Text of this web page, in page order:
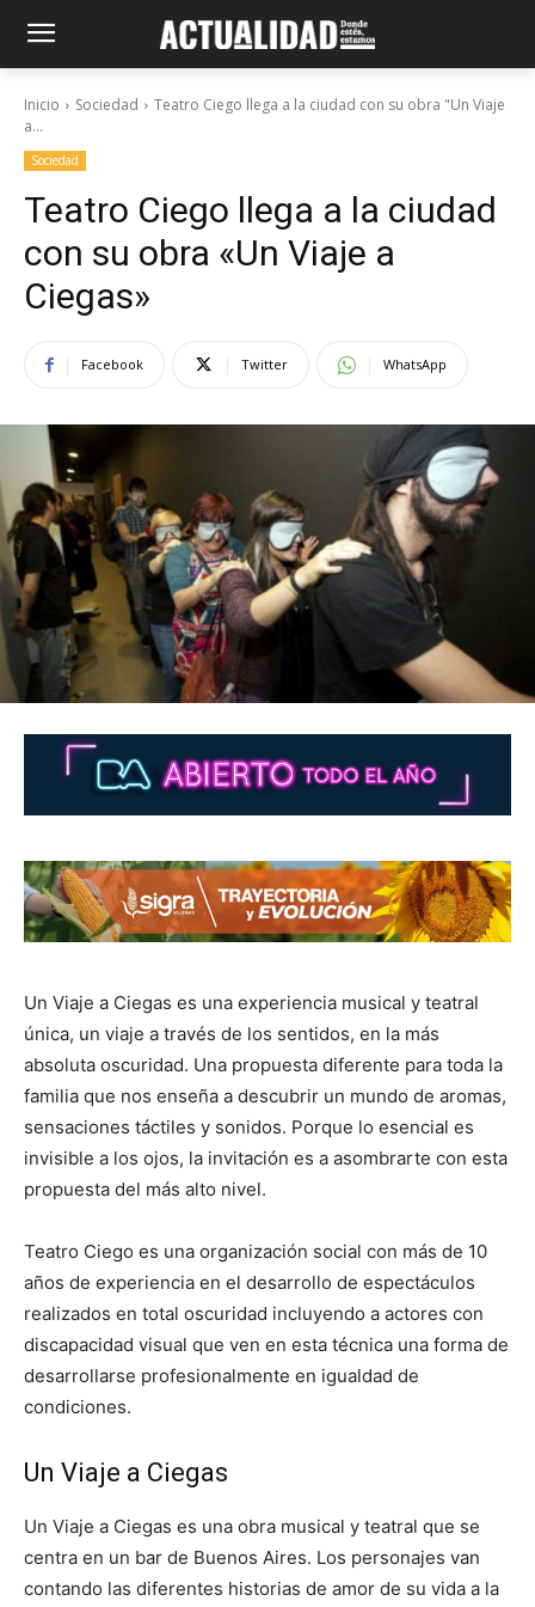
Inicio Sociedad
Teatro Ciego llega a la ciudad con su obra "Un Viaje
a...
Sociedad
Teatro Ciego llega a la ciudad
con su obra «Un Viaje a
Ciegas»
Facebook Twitter WhatsApp
Un Viaje a Ciegas es una experiencia musical y teatral
única, un viaje a través de los sentidos, en la más
absoluta oscuridad. Una propuesta diferente para toda la
familia que nos enseña a descubrir un mundo de aromas,
sensaciones táctiles y sonidos. Porque lo esencial es
invisible a los ojos, la invitación es a asombrarte con esta
propuesta del más alto nivel.
Teatro Ciego es una organización social con más de 10
años de experiencia en el desarrollo de espectáculos
realizados en total oscuridad incluyendo a actores con
discapacidad visual que ven en esta técnica una forma de
desarrollarse profesionalmente en igualdad de
condiciones.
Un Viaje a Ciegas
Un Viaje a Ciegas es una obra musical y teatral que se
centra en un bar de Buenos Aires. Los personajes van
contando las diferentes historias de amor de su vida a la